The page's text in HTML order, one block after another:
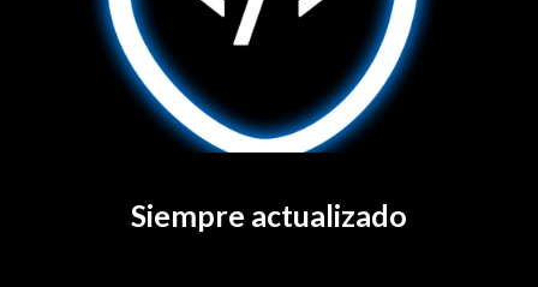
Siempre actualizado